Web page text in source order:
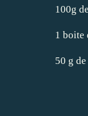
100g
1 boite
50 g